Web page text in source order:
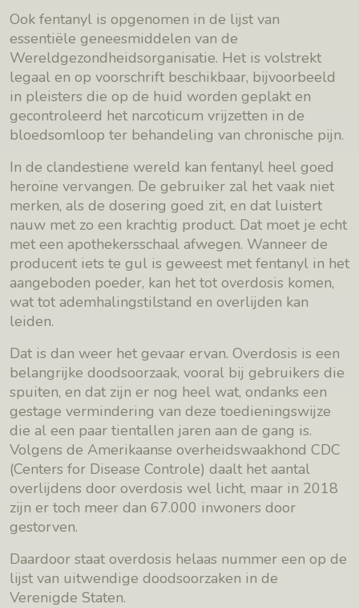
Ook fentanyl is opgenomen in de lijst van
essentiële geneesmiddelen van de
Wereldgezondheidsorganisatie. Het is volstrekt
legaal en op voorschrift beschikbaar, bijvoorbeeld
in pleisters die op de huid worden geplakt en
gecontroleerd het narcoticum vrijzetten in de
bloedsomloop ter behandeling van chronische pijn.
In de clandestiene wereld kan fentanyl heel goed
heroïne vervangen. De gebruiker zal het vaak niet
merken, als de dosering goed zit, en dat luistert
nauw met zo een krachtig product. Dat moet je echt
met een apothekersschaal afwegen. Wanneer de
producent iets te gul is geweest met fentanyl in het
aangeboden poeder, kan het tot overdosis komen,
wat tot ademhalingstilstand en overlijden kan
leiden.
Dat is dan weer het gevaar ervan. Overdosis is een
belangrijke doodsoorzaak, vooral bij gebruikers die
spuiten, en dat zijn er nog heel wat, ondanks een
gestage vermindering van deze toedieningswijze
die al een paar tientallen jaren aan de gang is.
Volgens de Amerikaanse overheidswaakhond CDC
(Centers for Disease Controle) daalt het aantal
overlijdens door overdosis wel licht, maar in 2018
zijn er toch meer dan 67.000 inwoners door
gestorven.
Daardoor staat overdosis helaas nummer een op de
lijst van uitwendige doodsoorzaken in de
Verenigde Staten.